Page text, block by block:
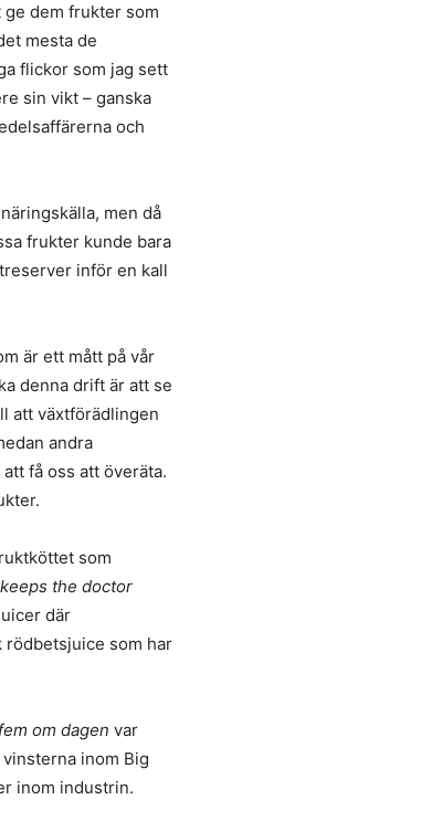
ge dem frukter som
mesta de
flickor som jag sett
sin vikt – ganska
och
men då
frukter kunde bara
inför en kall
är ett mått på vår
denna drift är att se
att växtförädlingen
andra
få oss att överäta.
som
the doctor
där
rödbetsjuice som har
fem om dagen var
inom Big
inom industrin.